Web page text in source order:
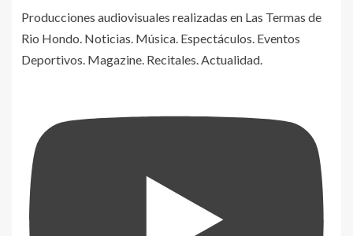
Producciones audiovisuales realizadas en Las Termas de
Rio Hondo. Noticias. Música. Espectáculos. Eventos
Deportivos. Magazine. Recitales. Actualidad.